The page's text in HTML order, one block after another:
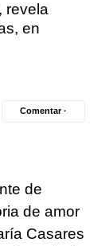
revela
en
Comentar ·
de
de amor
Casares